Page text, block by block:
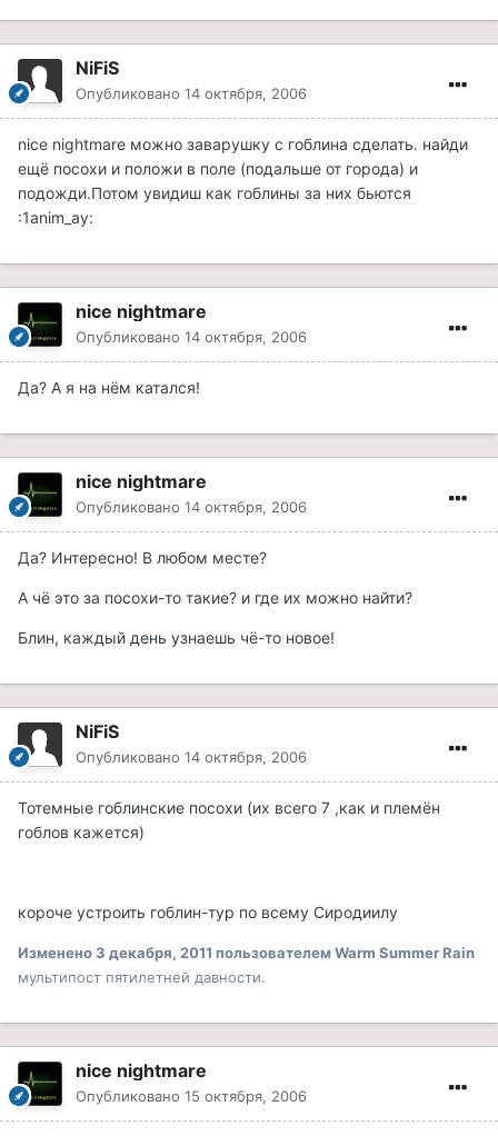
NiFiS
Опубликовано 14 октября, 2006
nice nightmare можно заварушку с гоблина сделать. найди
ещё посохи и положи в поле (подальше от города) и
подожди.Потом увидиш как гоблины за них бьются
:1anim_ay:
nice nightmare
Опубликовано 14 октября, 2006
Да? А я на нём катался!
nice nightmare
Опубликовано 14 октября, 2006
Да? Интересно! В любом месте?
А чё это за посохи-то такие? и где их можно найти?
Блин, каждый день узнаешь чё-то новое!
NiFiS
Опубликовано 14 октября, 2006
Тотемные гоблинские посохи (их всего 7 ,как и племён
гоблов кажется)
короче устроить гоблин-тур по всему Сиродиилу
Изменено3 декабря, 2011 пользователем Warm Summer Rain
мультипост пятилетней давности.
nice nightmare
Опубликовано 15 октября, 2006